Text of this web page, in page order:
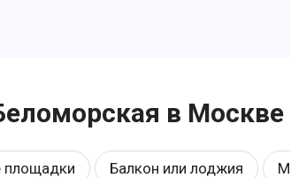
в Москве
площадки Балкон или лоджия